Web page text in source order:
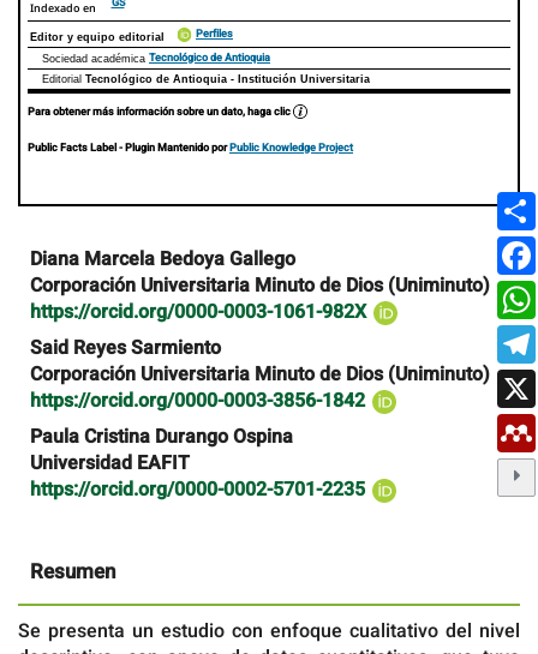
Indexado en GS
Editor y equipo editorial Perfiles
Sociedad académica Tecnológico de Antioquia
Editorial Tecnológico de Antioquia - Institución Universitaria
Para obtener más información sobre un dato, haga clic
Public Facts Label- Plugin Mantenido porPublic Knowledge Project
Contenido
principal
del
artículo
Diana Marcela Bedoya Gallego
Corporación Universitaria Minuto de Dios (Uniminuto)
https://orcid.org/0000-0003-1061-982X
Said Reyes Sarmiento
Corporación Universitaria Minuto de Dios (Uniminuto)
https://orcid.org/0000-0003-3856-1842
Paula Cristina Durango Ospina
Universidad EAFIT
https://orcid.org/0000-0002-5701-2235
Resumen
Se presenta un estudio con enfoque cualitativo del nivel